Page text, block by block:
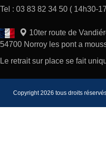
Tel : 03 83 82 34 50 ( 14h30-
10ter route de
54700 Norroy les pont a
Le retrait sur place se fait
Copyright 2026 tous droits